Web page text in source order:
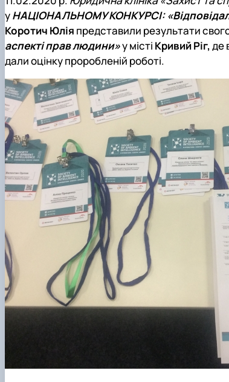
Студентська організація факультету
уНАЦІОНАЛЬНОМУ КОНКУРСІ:
Коротич Юлія представили результати
аспекті прав людини»у місті Кривий Ріг,де
дали оцінку проробленій роботі.